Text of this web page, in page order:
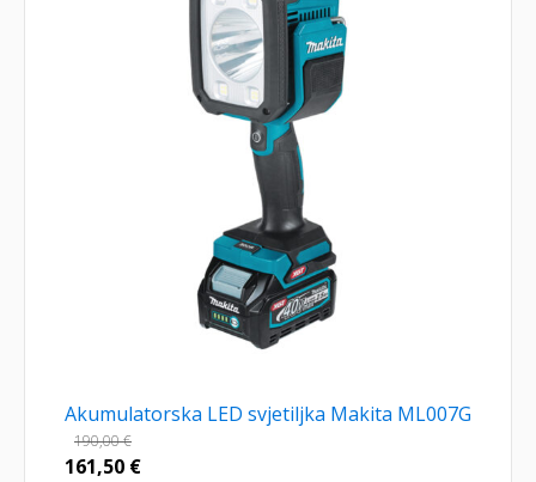
Akumulatorska LED svjetiljka Makita ML007G
190,00€
161,50 €